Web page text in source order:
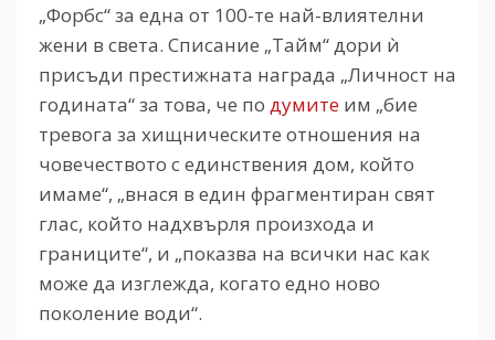
„Форбс“ за една от 100-те най-влиятелни
жени в света. Списание „Тайм“ дори ѝ
присъди престижната награда „Личност на
годината“ за това, че по думите им „бие
тревога за хищническите отношения на
човечеството с единствения дом, който
имаме“, „внася в един фрагментиран свят
глас, който надхвърля произхода и
границите“, и „показва на всички нас как
може да изглежда, когато едно ново
поколение води“.